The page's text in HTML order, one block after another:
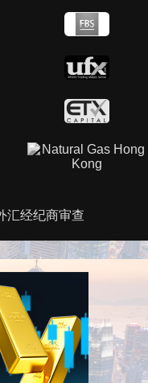
汇经纪商审查